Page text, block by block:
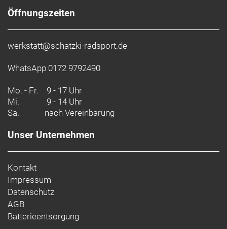
Öffnungszeiten
werkstatt@schatzki-radsport.de
WhatsApp 0172 9792490
Mo. - Fr. 9 - 17 Uhr
Mi.
9 - 14 Uhr
Sa.
nach Vereinbarung
Unser Unternehmen
Kontakt
Impressum
Datenschutz
AGB
Batterieentsorgung